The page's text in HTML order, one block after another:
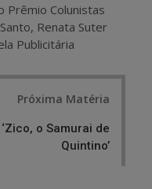
Prêmio Colunistas
Renata Suter
Publicitária
Próxima Matéria
‘Zico, o Samurai de
Quintino’